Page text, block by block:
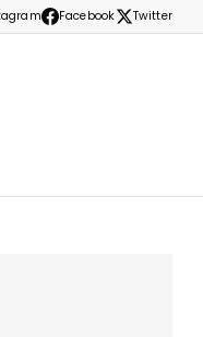
Facebook Twitter